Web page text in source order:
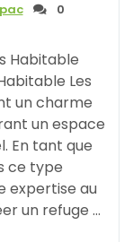
0
Habitable
Les
un charme
un espace
En tant que
ce type
expertise au
un refuge …